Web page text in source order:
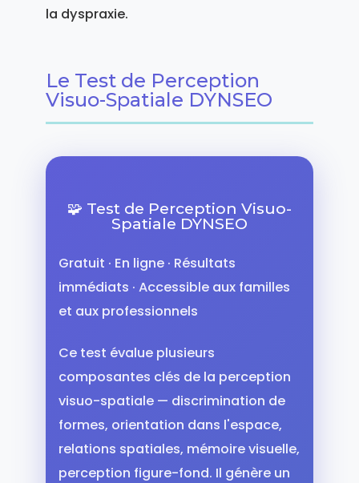
la dyspraxie.
Le Test de Perception
Visuo-Spatiale DYNSEO
🧩 Test de Perception Visuo-
Spatiale DYNSEO
Gratuit · En ligne · Résultats
immédiats · Accessible aux familles
et aux professionnels
Ce test évalue plusieurs
composantes clés de la perception
visuo-spatiale — discrimination de
formes, orientation dans l'espace,
relations spatiales, mémoire visuelle,
perception figure-fond. Il génère un